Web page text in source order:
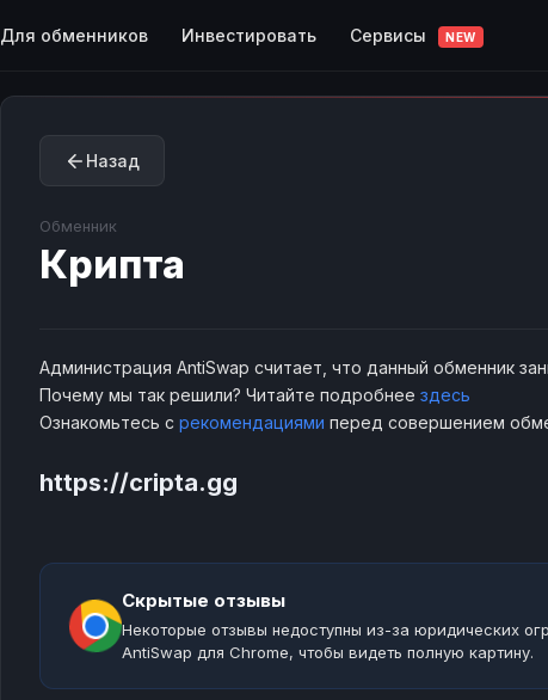
Для обменников Инвестировать Сервисы NEW
Назад
Обменник
Крипта
Администрация AntiSwap считает, что данный обменник
Почему мы так решили? Читайте подробнее здесь
Ознакомьтесь с рекомендациями перед совершением
https://cripta.gg
Скрытые отзывы
Некоторые отзывы недоступны из-за юридических
AntiSwap для Chrome, чтобы видеть полную картину.